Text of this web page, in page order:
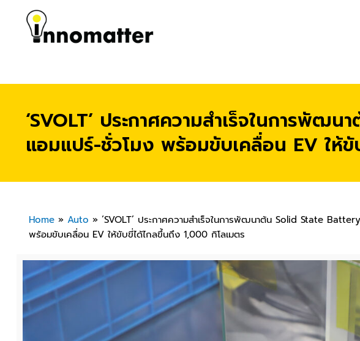
‘SVOLT’ ประกาศความสำเร็จในการพั
แอมแปร์-ชั่วโมง พร้อมขับเคลื่อน EV ให้
Home» Auto » ‘SVOLT’ ประกาศความสำเร็จในการพัฒนาต้น Solid State
พร้อมขับเคลื่อน EV ให้ขับขี่ได้ไกลขึ้นถึง 1,000 กิโลเมตร